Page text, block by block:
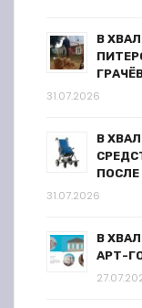
В
31.07.2026
В
ПОСЛЕ
31.07.2026
В
АРТ-